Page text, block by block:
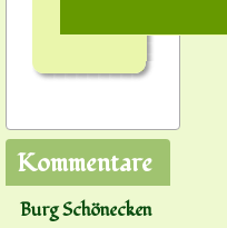
Kommentare
Burg Schönecken